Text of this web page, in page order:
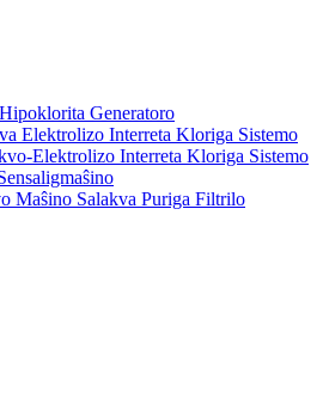
Generatoro
Elektrolizo Interreta Kloriga Sistemo
Elektrolizo Interreta Kloriga Sistemo
Maŝino Salakva Puriga Filtrilo